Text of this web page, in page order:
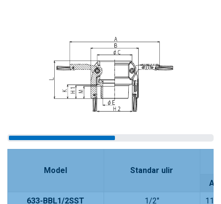
Model
Standar ulir
A
633-BBL1/2SST
1/2"
112